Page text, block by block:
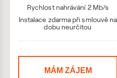
Rychlost nahrávání 2 Mb/s
Instalace zdarma při smlouvě na
dobu neurčitou
MÁM ZÁJEM